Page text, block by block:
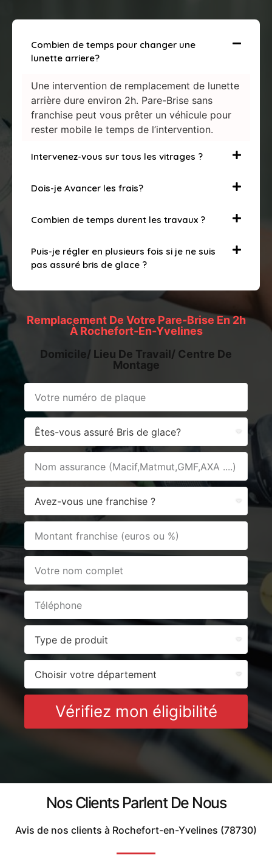
Combien de temps pour changer une
lunette arriere?
Une intervention de remplacement de lunette
arrière dure environ 2h. Pare-Brise sans
franchise peut vous prêter un véhicule pour
rester mobile le temps de l’intervention.
Intervenez-vous sur tous les vitrages ?
Dois-je Avancer les frais?
Combien de temps durent les travaux ?
Puis-je régler en plusieurs fois si je ne suis
pas assuré bris de glace ?
Remplacement De Votre Pare-Brise En 2h
À Rochefort-En-Yvelines
Domicile/ Lieu De Travail/ Centre De
Montage
Vérifiez mon éligibilité
Nos Clients Parlent De Nous
Avis de nos clients à Rochefort-en-Yvelines (78730)